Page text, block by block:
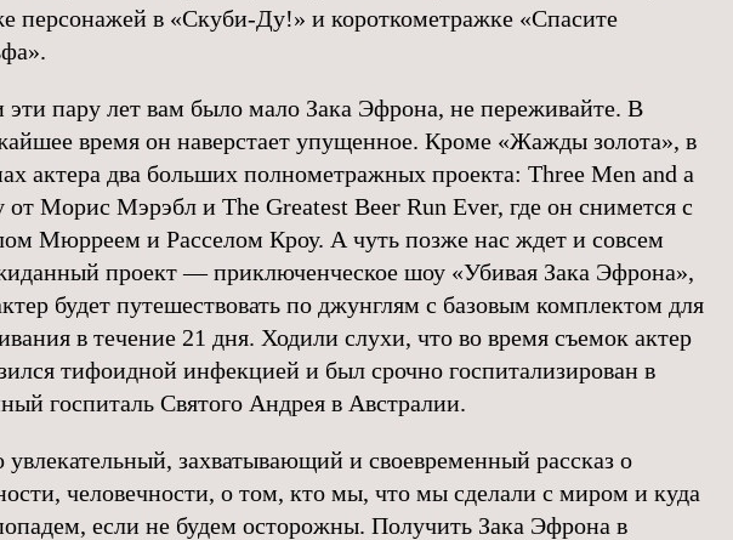
персонажей в «Скуби-Ду!» и короткометражке «Спасите
эти пару лет вам было мало Зака Эфрона, не переживайте. В
время он наверстает упущенное. Кроме «Жажды золота», в
актера два больших полнометражных проекта: Three Men and a
от Морис Мэрэбл и The Greatest Beer Run Ever, где он снимется с
Мюрреем и Расселом Кроу. А чуть позже нас ждет и совсем
проект — приключенческое шоу «Убивая Зака Эфрона»,
будет путешествовать по джунглям с базовым комплектом для
в течение 21 дня. Ходили слухи, что во время съемок актер
тифоидной инфекцией и был срочно госпитализирован в
госпиталь Святого Андрея в Австралии.
увлекательный, захватывающий и своевременный рассказ о
человечности, о том, кто мы, что мы сделали с миром и куда
если не будем осторожны. Получить Зака Эфрона в